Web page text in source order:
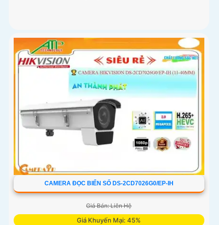
CAMERA ĐỌC BIỂN SỐ DS-2CD7026G0/EP-IH
Giá Bán: Liên Hệ
Giá Khuyến Mại: 45%